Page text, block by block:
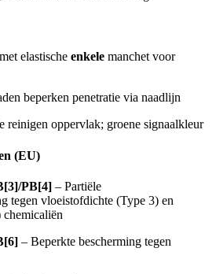
elastische enkele manchet voor
beperken penetratie via naadlijn
reinigen oppervlak; groene signaalkleur
(EU)
PB[4] – Partiële
tegen vloeistofdichte (Type 3) en
– Beperkte bescherming tegen